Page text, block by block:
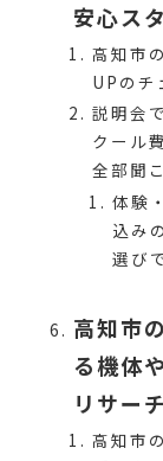
安心ス
高知市
UPのチ
説明会
クール
全部聞
体験
込み
選び
高知市
る機体
リサーチ
高知市